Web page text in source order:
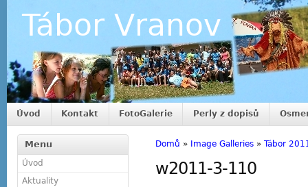
Tábor Vranov
Úvod Kontakt FotoGalerie Perly z dopisů
Menu
Úvod
Aktuality
Domů » Image Galleries » Tábor
w2011-3-110